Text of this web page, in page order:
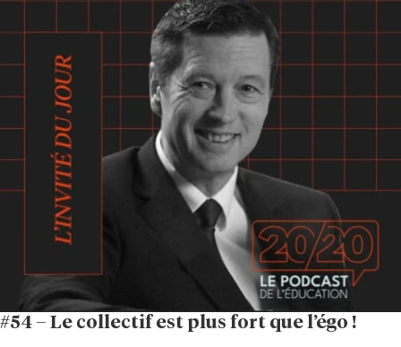
#54 – Le collectif est plus fort que l’égo !